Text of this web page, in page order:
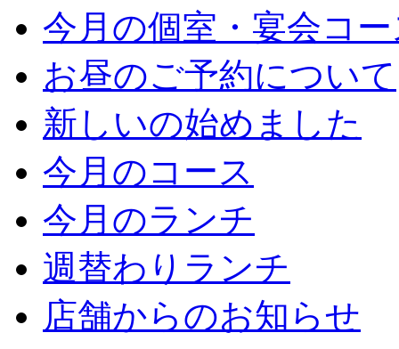
今月の個室・宴会コ
お昼のご予約について
新しいの始めました
今月のコース
今月のランチ
週替わりランチ
店舗からのお知らせ